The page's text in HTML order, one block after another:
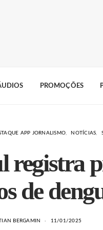
PROMOÇÕES
APP JORNALISMO NOTÍCIAS
registra
de
BERGAMIN 11/01/2025